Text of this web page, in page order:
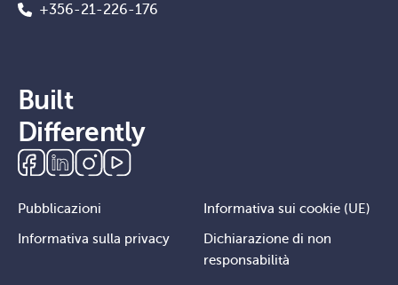
+356-21-226-176
Built
Differently
Pubblicazioni Informativa sui cookie (UE)
Informativa sulla privacy
Dichiarazione di non
responsabilità